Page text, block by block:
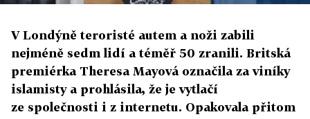
V Londýně teroristé autem a noži zabili
nejméně sedm lidí a téměř 50 zranili. Britská
premiérka Theresa Mayová označila za viníky
islamisty a prohlásila, že je vytlačí
ze společnosti i z internetu. Opakovala přitom